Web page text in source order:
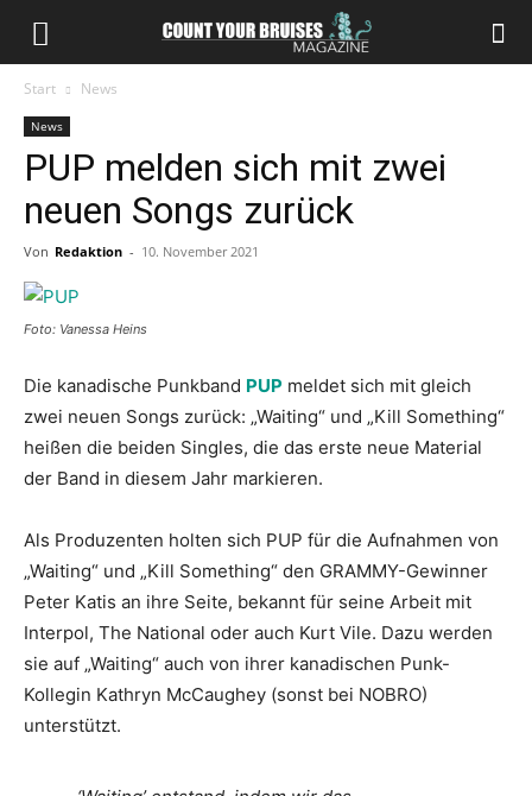
Start News
News
PUP melden sich mit zwei
neuen Songs zurück
Von Redaktion - 10. November 2021
Foto: Vanessa Heins
Die kanadische Punkband PUP meldet sich mit gleich
zwei neuen Songs zurück: „Waiting“ und „Kill Something“
heißen die beiden Singles, die das erste neue Material
der Band in diesem Jahr markieren.
Als Produzenten holten sich PUP für die Aufnahmen von
„Waiting“ und „Kill Something“ den GRAMMY-Gewinner
Peter Katis an ihre Seite, bekannt für seine Arbeit mit
Interpol, The National oder auch Kurt Vile. Dazu werden
sie auf „Waiting“ auch von ihrer kanadischen Punk-
Kollegin Kathryn McCaughey (sonst bei NOBRO)
unterstützt.